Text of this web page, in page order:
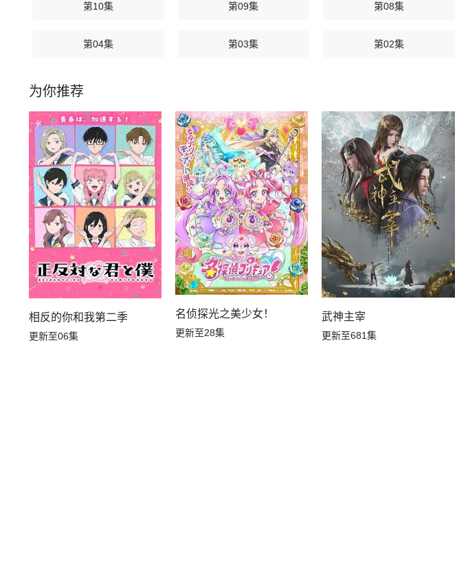
第10集 第09集 第08集
第04集 第03集 第02集
为你推荐
相反的你和我第二季
更新至06集
名侦探光之美少女！
更新至28集
武神主宰
更新至681集